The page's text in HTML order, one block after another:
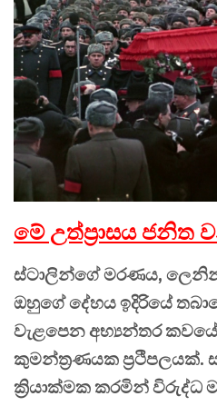
මේ උත්ප්‍රාසය ජනිත
ස්ටාලින්ගේ මරණය,
ඔහුගේ දේහය ඉදිරියේ
වැළපෙන අභ්‍යන්තර
කුමන්ත්‍රණයක ප්‍රථිපලයක්.
ක්‍රියාක්මක කරමින් විරුද්ධ